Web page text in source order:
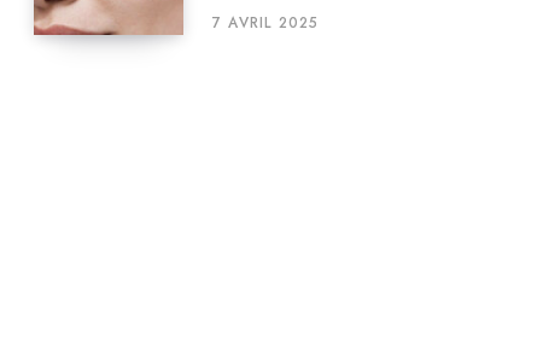
7 AVRIL 2025